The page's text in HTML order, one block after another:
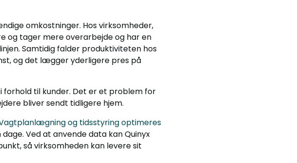
omkostninger. Hos virksomheder,
og tager mere overarbejde og har en
Samtidig falder produktiviteten hos
og det lægger yderligere pres på
forhold til kunder. Det er et problem for
bliver sendt tidligere hjem.
og tidsstyring optimeres
Ved at anvende data kan Quinyx
så virksomheden kan levere sit